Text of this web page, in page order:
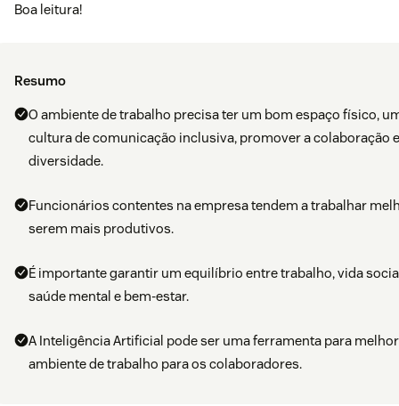
Boa leitura!
Resumo
O ambiente de trabalho precisa ter um bom espaço físico,
cultura de comunicação inclusiva, promover a colaboração
diversidade.
Funcionários contentes na empresa tendem a trabalhar
serem mais produtivos.
É importante garantir um equilíbrio entre trabalho, vida
saúde mental e bem-estar.
A Inteligência Artificial pode ser uma ferramenta para
ambiente de trabalho para os colaboradores.